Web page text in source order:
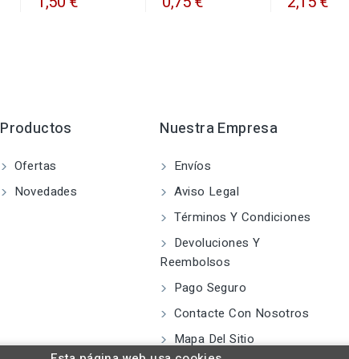
Productos
Ofertas
Novedades
Nuestra Empresa
Envíos
Aviso Legal
Términos Y Condiciones
Devoluciones Y
Reembolsos
Pago Seguro
Contacte Con Nosotros
Mapa Del Sitio